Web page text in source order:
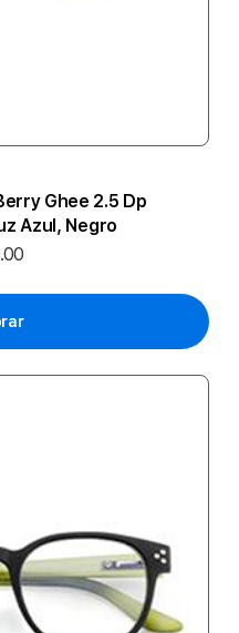
Ghee 2.5 Dp
Azul, Negro